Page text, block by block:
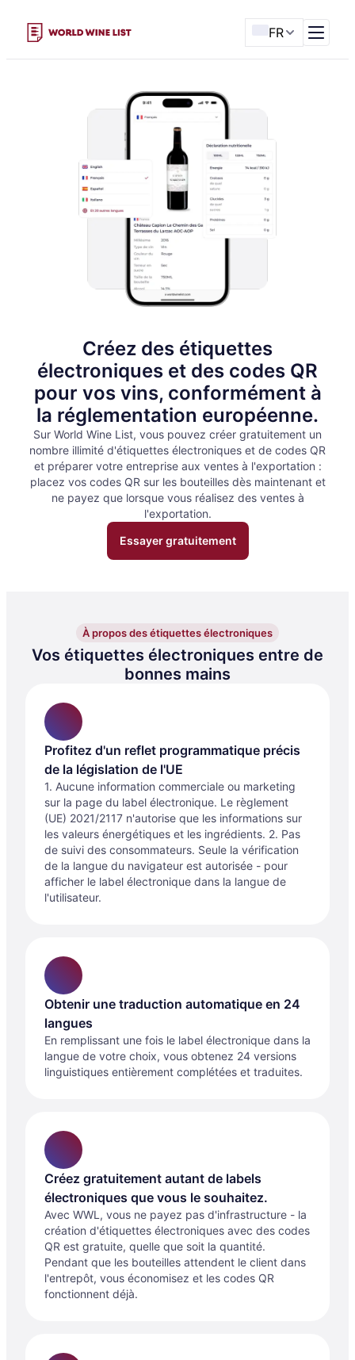
FR
Créez des étiquettes
électroniques et des codes QR
pour vos vins, conformément à
la réglementation européenne.
Sur World Wine List, vous pouvez créer gratuitement un
nombre illimité d'étiquettes électroniques et de codes QR
et préparer votre entreprise aux ventes à l'exportation :
placez vos codes QR sur les bouteilles dès maintenant et
ne payez que lorsque vous réalisez des ventes à
l'exportation.
Essayer gratuitement
À propos des étiquettes électroniques
Vos étiquettes électroniques entre de
bonnes mains
Profitez d'un reflet programmatique précis
de la législation de l'UE
1. Aucune information commerciale ou marketing
sur la page du label électronique. Le règlement
(UE) 2021/2117 n'autorise que les informations sur
les valeurs énergétiques et les ingrédients. 2. Pas
de suivi des consommateurs. Seule la vérification
de la langue du navigateur est autorisée - pour
afficher le label électronique dans la langue de
l'utilisateur.
Obtenir une traduction automatique en 24
langues
En remplissant une fois le label électronique dans la
langue de votre choix, vous obtenez 24 versions
linguistiques entièrement complétées et traduites.
Créez gratuitement autant de labels
électroniques que vous le souhaitez.
Avec WWL, vous ne payez pas d'infrastructure - la
création d'étiquettes électroniques avec des codes
QR est gratuite, quelle que soit la quantité.
Pendant que les bouteilles attendent le client dans
l'entrepôt, vous économisez et les codes QR
fonctionnent déjà.